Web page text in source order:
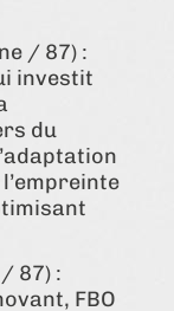
/ 87) :
investit
du
87) :
FBO